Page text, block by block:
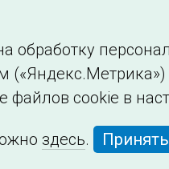
информации
обработку
cookie в
здесь. Принять